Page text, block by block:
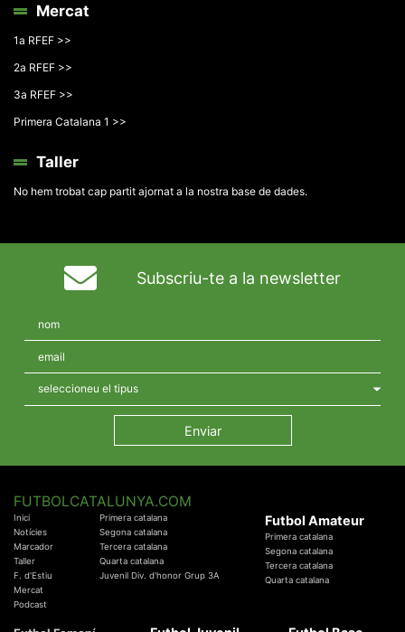
Mercat
1a RFEF >>
2a RFEF >>
3a RFEF >>
Primera Catalana 1 >>
Taller
No hem trobat cap partit ajornat a la nostra base de dades.
Subscriu-te a la newsletter
FUTBOLCATALUNYA.COM
Inici
Notícies
Marcador
Taller
F. d'Estiu
Mercat
Podcast
Primera catalana
Segona catalana
Tercera catalana
Quarta catalana
Juvenil Div. d'honor Grup 3A
Futbol Amateur
Primera catalana
Segona catalana
Tercera catalana
Quarta catalana